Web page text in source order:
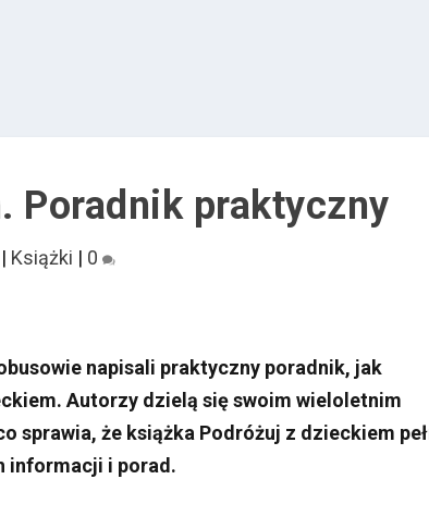
Poradnik praktyczny
Książki | 0
napisali praktyczny poradnik, jak
Autorzy dzielą się swoim wieloletnim
sprawia, że książka Podróżuj z dzieckiem
informacji i porad.